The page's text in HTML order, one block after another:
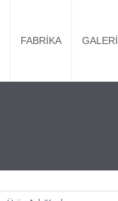
FABRİKA GALERİ